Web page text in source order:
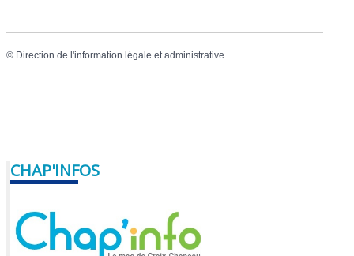
© Direction de l'information légale et administrative
CHAP'INFOS